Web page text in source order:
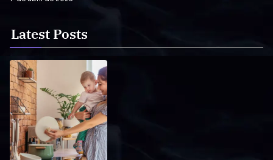
Latest Posts